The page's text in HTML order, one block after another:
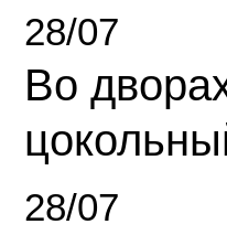
28/07
Во
28/07